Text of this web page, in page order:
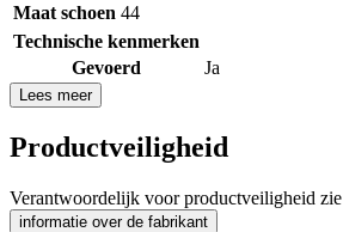
Maat schoen 44
Technische kenmerken
Gevoerd
Ja
Lees meer
Productveiligheid
Verantwoordelijk voor productveiligheid zie
informatie over de fabrikant